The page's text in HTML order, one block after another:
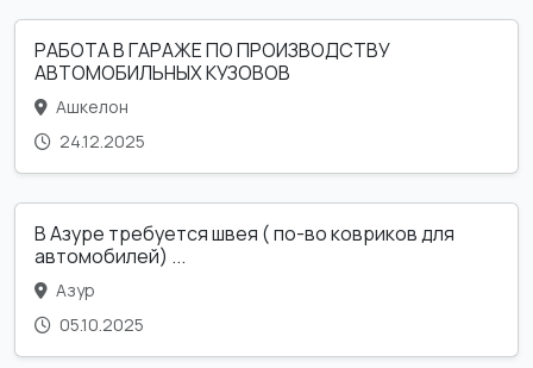
РАБОТА В ГАРАЖЕ ПО ПРОИЗВОДСТВУ
АВТОМОБИЛЬНЫХ КУЗОВОВ
Ашкелон
24.12.2025
В Азуре требуется швея ( по-во ковриков для
автомобилей) ...
Азур
05.10.2025